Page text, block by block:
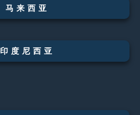
马来西亚
印度尼西亚